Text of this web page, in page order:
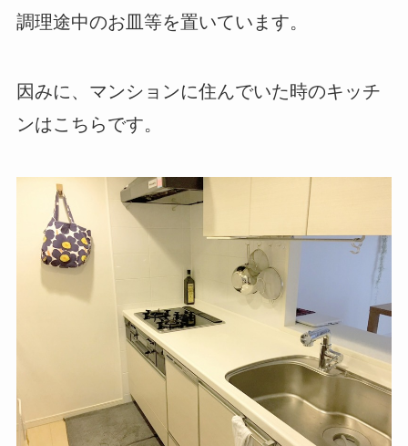
調理途中のお皿等を置いています。
因みに、マンションに住んでいた時のキッチ
ンはこちらです。